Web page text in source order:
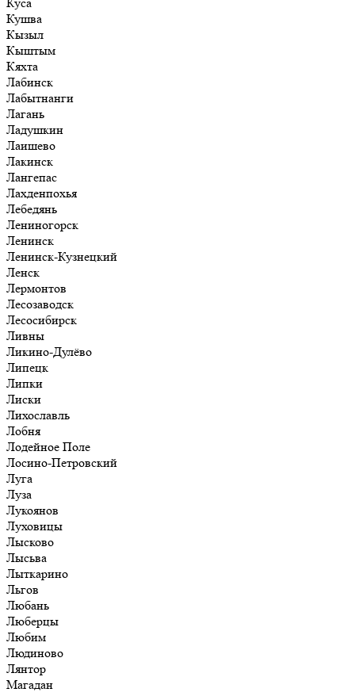
Кушва
Кызыл
Кыштым
Кяхта
Лабинск
Лабытнанги
Лагань
Ладушкин
Лаишево
Лакинск
Лангепас
Лахденпохья
Лебедянь
Лениногорск
Ленинск
Ленинск-Кузнецкий
Ленск
Лермонтов
Лесозаводск
Лесосибирск
Ливны
Ликино-Дулёво
Липецк
Липки
Лиски
Лихославль
Лобня
Лодейное Поле
Лосино-Петровский
Луга
Луза
Лукоянов
Луховицы
Лысково
Лысьва
Лыткарино
Льгов
Любань
Люберцы
Любим
Людиново
Лянтор
Магадан